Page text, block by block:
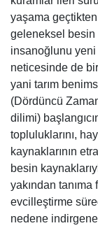
yaşama geçtikten
geleneksel besin
insanoğlunu yeni
neticesinde de
yani tarım
(Dördüncü
dilimi)
topluluklarını,
kaynaklarının
besin
yakından
evcilleştirme
nedene